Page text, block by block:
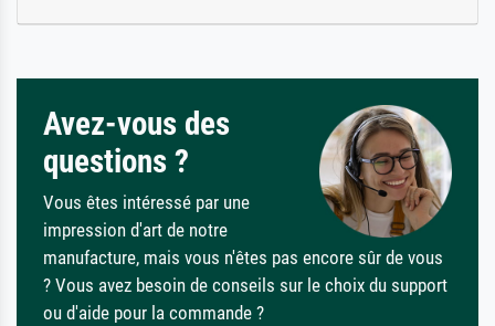
Avez-vous des
questions ?
Vous êtes intéressé par une
impression d'art de notre
manufacture, mais vous n'êtes pas encore sûr de vous
? Vous avez besoin de conseils sur le choix du support
ou d'aide pour la commande ?